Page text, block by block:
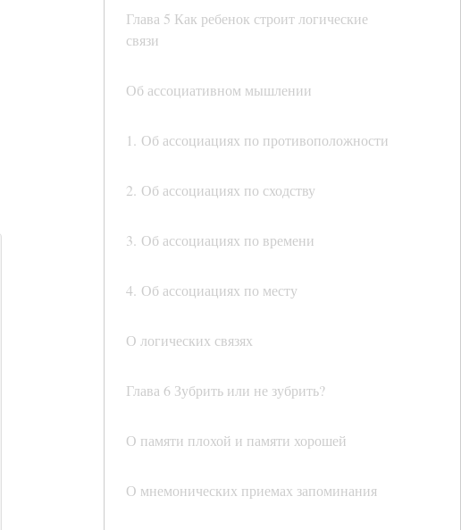
Глава 5 Как ребенок строит логические
связи
Об ассоциативном мышлении
1. Об ассоциациях по противоположности
2. Об ассоциациях по сходству
3. Об ассоциациях по времени
4. Об ассоциациях по месту
О логических связях
Глава 6 Зубрить или не зубрить?
О памяти плохой и памяти хорошей
О мнемонических приемах запоминания